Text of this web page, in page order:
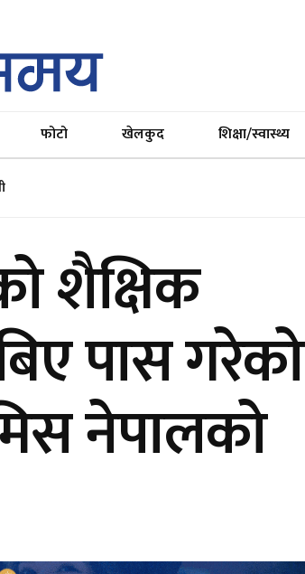
फोटो खेलकुद शिक्षा/स्वास्थ्य
शैक्षिक
पास गरेको
नेपालको